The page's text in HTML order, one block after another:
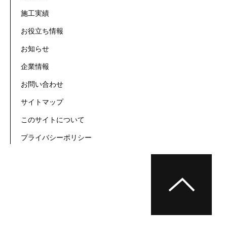
施工実績
お役立ち情報
お知らせ
企業情報
お問い合わせ
サイトマップ
このサイトについて
プライバシーポリシー